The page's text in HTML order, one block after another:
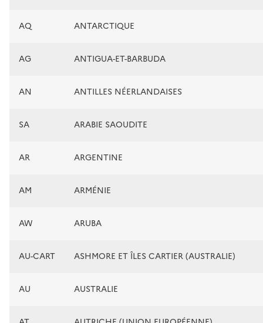
AQ ANTARCTIQUE
AG ANTIGUA-ET-BARBUDA
AN ANTILLES NÉERLANDAISES
SA ARABIE SAOUDITE
AR ARGENTINE
AM ARMÉNIE
AW ARUBA
AU-CART ASHMORE ET ÎLES CARTIER (AUSTRALIE)
AU AUSTRALIE